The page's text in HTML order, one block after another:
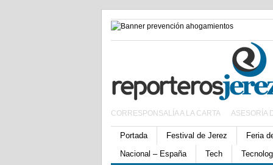
CORRESPONSALÍA A LA CARTA ASESORÍA
Portada Festival de Jerez Feria
Nacional – España
Tech